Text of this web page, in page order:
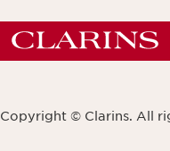
Copyright © Clarins. All